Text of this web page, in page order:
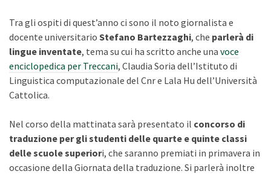
Tra gli ospiti di quest’anno ci sono il noto giornalista e
docente universitario Stefano Bartezzaghi, che parlerà di
lingue inventate, tema su cui ha scritto anche una voce
enciclopedica per Treccani, Claudia Soria dell’Istituto di
Linguistica computazionale del Cnr e Lala Hu dell’Università
Cattolica.
Nel corso della mattinata sarà presentato il concorso di
traduzione per gli studenti delle quarte e quinte classi
delle scuole superiori, che saranno premiati in primavera in
occasione della Giornata della traduzione. Si parlerà inoltre